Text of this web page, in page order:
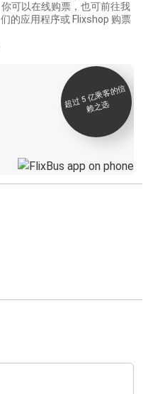
你可以在线购票，也可前往我
们的应用程序或 Flixshop 购票
超
过 5
亿
乘
客
的
信
赖
之
选